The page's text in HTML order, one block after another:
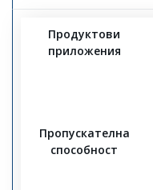
Продуктови
приложения
Пропускателна
способност